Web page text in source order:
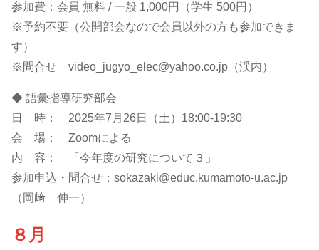
参加費：会員 無料 / 一般 1,000円（学生 500円）
※予約不要（公開部会なので会員以外の方も参加できま
す）
※問合せ video_jugyo_elec@yahoo.co.jp（渓内）
◆ 語彙指導研究部会
日 時： 2025年7月26日（土）18:00-19:30
会 場： Zoomによる
内 容： 「今年度の研究について３」
参加申込・問合せ：sokazaki@educ.kumamoto-u.ac.jp
（岡﨑 伸一）
８月